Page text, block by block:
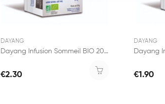
DAYANG
Dayang Infusion Sommeil BIO 20 sachets
€2.30
DAYANG
€1.90